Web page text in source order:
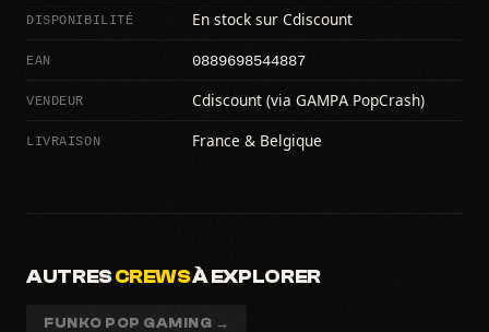
DISPONIBILITÉ En stock sur Cdiscount
EAN 0889698544887
VENDEUR Cdiscount (via GAMPA PopCrash)
LIVRAISON France & Belgique
AUTRESCREWSÀ EXPLORER
FUNKO POP GAMING →